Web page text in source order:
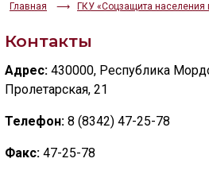
Главная ГКУ «Соцзащита населения
Aa Aa
Aa
ИЗОБРАЖЕНИЯ
Контакты
Адрес: 430000, Республика
Пролетарская, 21
Телефон: 8 (8342) 47-25-78
Факс: 47-25-78